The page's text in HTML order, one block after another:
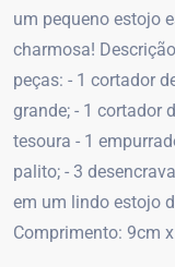
um pequeno estojo
charmosa!
peças: - 1 cortador
grande; - 1 cortador
tesoura - 1
palito; - 3
em um lindo estojo
Comprimento: 9cm